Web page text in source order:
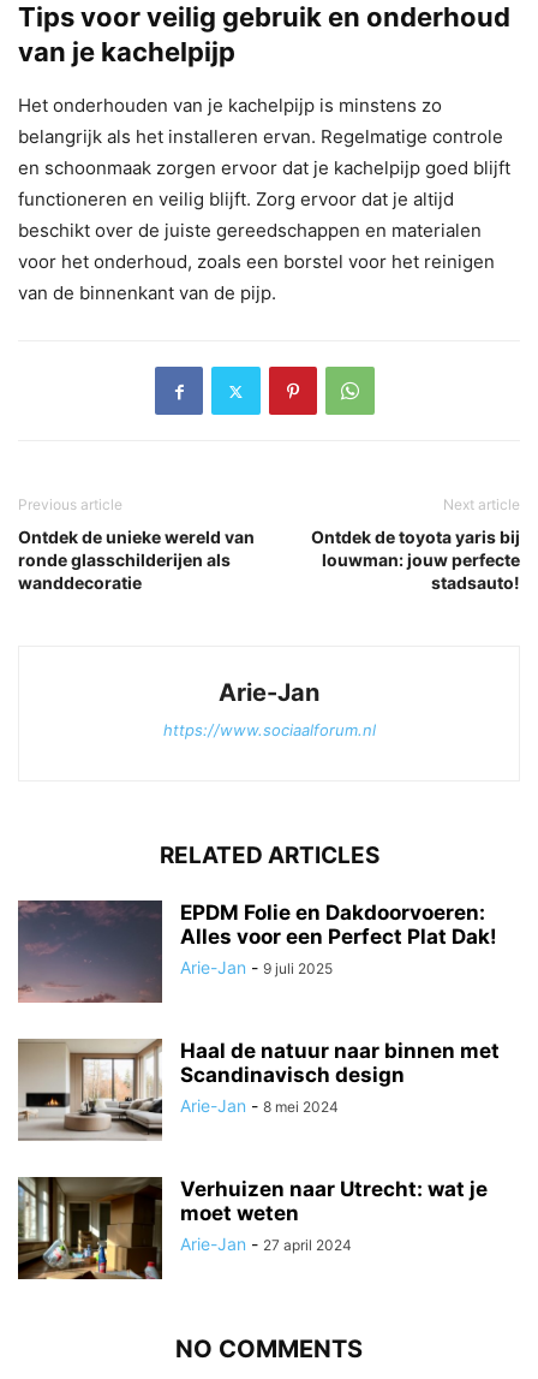
Tips voor veilig gebruik en onderhoud
van je kachelpijp
Het onderhouden van je kachelpijp is minstens zo
belangrijk als het installeren ervan. Regelmatige controle
en schoonmaak zorgen ervoor dat je kachelpijp goed blijft
functioneren en veilig blijft. Zorg ervoor dat je altijd
beschikt over de juiste gereedschappen en materialen
voor het onderhoud, zoals een borstel voor het reinigen
van de binnenkant van de pijp.
Previous article
Ontdek de unieke wereld van
ronde glasschilderijen als
wanddecoratie
Next article
Ontdek de toyota yaris bij
louwman: jouw perfecte
stadsauto!
Arie-Jan
https://www.sociaalforum.nl
RELATED ARTICLES
EPDM Folie en Dakdoorvoeren:
Alles voor een Perfect Plat Dak!
Arie-Jan - 9 juli 2025
Haal de natuur naar binnen met
Scandinavisch design
Arie-Jan - 8 mei 2024
Verhuizen naar Utrecht: wat je
moet weten
Arie-Jan - 27 april 2024
NO COMMENTS